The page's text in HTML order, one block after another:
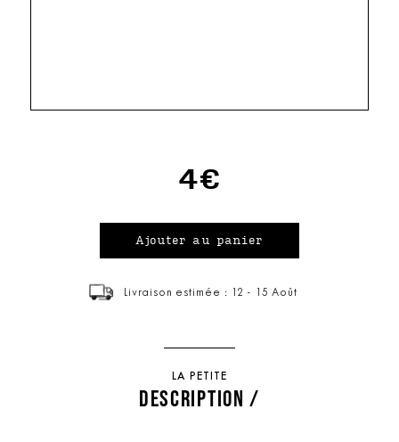
4€
Livraison estimée : 12 - 15 Août
LA PETITE
DESCRIPTION /